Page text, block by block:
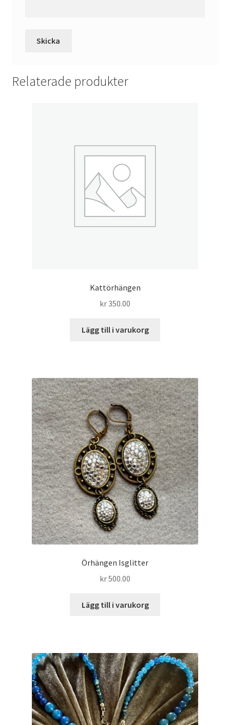
Relaterade produkter
Kattörhängen
kr350.00
Lägg till i varukorg
Örhängen Isglitter
kr500.00
Lägg till i varukorg